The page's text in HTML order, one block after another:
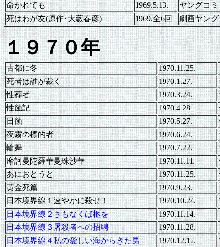
命かれても
1969.5.13.
ヤングコ
死はわが友(原作･大藪春彦)
1969.全6回 劇画ヤング
１９７０年
古都に冬 1970.11.25.
死者は誰が裁く
1970.1.27.
性葬者
1970.3.24.
性蝕記
1970.4.28.
日蝕
1970.5.27.
夜霧の標的者
1970.6.24.
輪舞
1970.7.22.
摩訶曼陀羅華曼珠沙華
1970.11.11.
あにおとうと
1970.11.25.
黄金死篇
1970.9.23.
日本境界線１速やかに殺せ！
1970.10.24.
日本境界線２さもなくば柩を
1970.11.14.
日本境界線３屠殺者への招聘
1970.11.28.
日本境界線４私の愛しい海からきた男
1970.12.12.